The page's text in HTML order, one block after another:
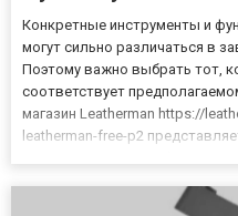
Конкретные инструменты и
могут сильно различаться в
Поэтому важно выбрать тот,
соответствует
магазин Leatherman https://
leatherman-free-p2